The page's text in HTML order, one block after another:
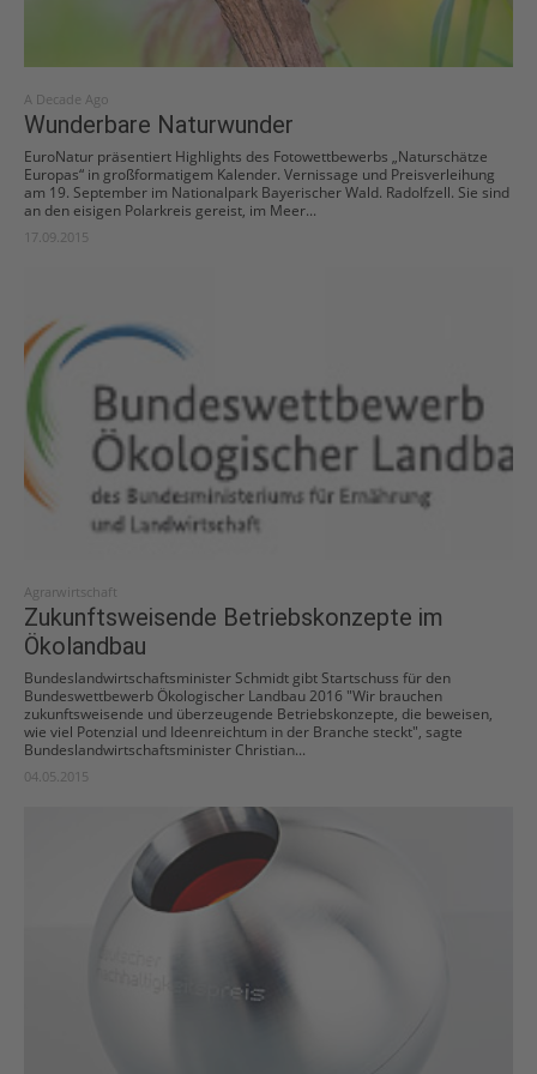
A Decade Ago
Wunderbare Naturwunder
EuroNatur präsentiert Highlights des Fotowettbewerbs „Naturschätze
Europas“ in großformatigem Kalender. Vernissage und Preisverleihung
am 19. September im Nationalpark Bayerischer Wald. Radolfzell. Sie sind
an den eisigen Polarkreis gereist, im Meer...
17.09.2015
Agrarwirtschaft
Zukunftsweisende Betriebskonzepte im
Ökolandbau
Bundeslandwirtschaftsminister Schmidt gibt Startschuss für den
Bundeswettbewerb Ökologischer Landbau 2016 "Wir brauchen
zukunftsweisende und überzeugende Betriebskonzepte, die beweisen,
wie viel Potenzial und Ideenreichtum in der Branche steckt", sagte
Bundeslandwirtschaftsminister Christian...
04.05.2015